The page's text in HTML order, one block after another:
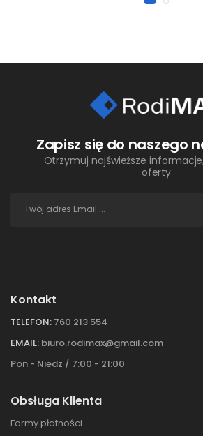
Zapisz się do naszego
Otrzymuj najświeższe
oferty
Kontakt
TELEFON: 760 213 554
EMAIL: biuro.rodimax@gmail.com
Pon - Niedz / 7:00 - 21:00
Obsługa Klienta
Formy płatności